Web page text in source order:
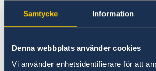
Samtycke Information
Denna webbplats använder cookies
Vi använder enhetsidentifierare för att
Myndigheten för samhällsskydd
har genomfört flygtransporter
sjukvårdspersonal, sök- och